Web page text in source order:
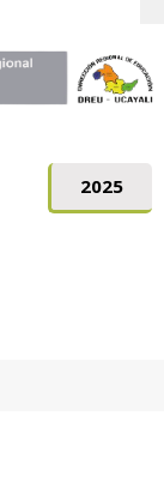
2025